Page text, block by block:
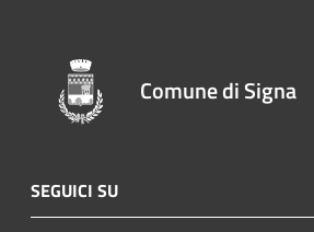
Comune di Signa
SEGUICI SU